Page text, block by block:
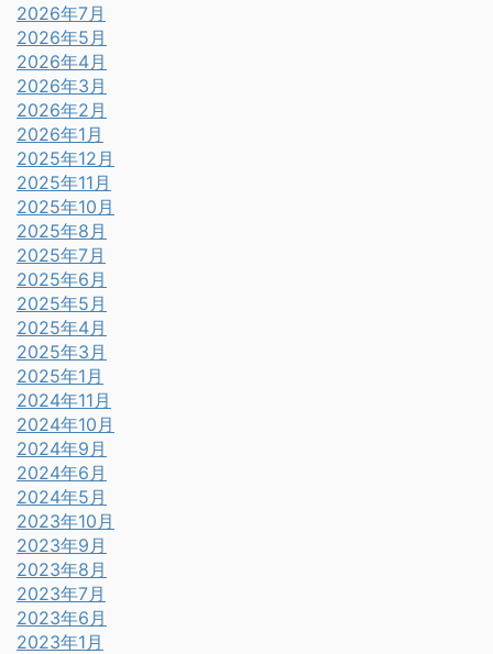
2026年7月
2026年5月
2026年4月
2026年3月
2026年2月
2026年1月
2025年12月
2025年11月
2025年10月
2025年8月
2025年7月
2025年6月
2025年5月
2025年4月
2025年3月
2025年1月
2024年11月
2024年10月
2024年9月
2024年6月
2024年5月
2023年10月
2023年9月
2023年8月
2023年7月
2023年6月
2023年1月